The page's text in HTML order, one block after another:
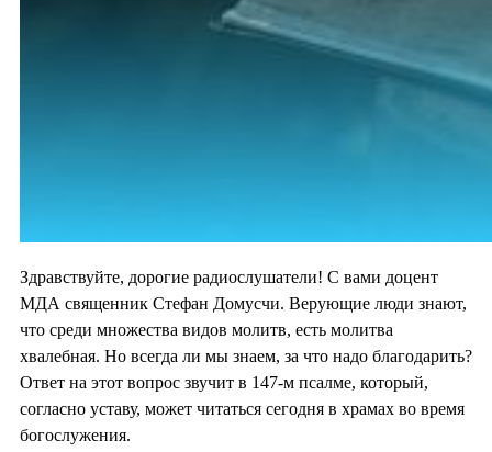
Здравствуйте, дорогие радиослушатели! С вами доцент
МДА священник Стефан Домусчи. Верующие люди знают,
что среди множества видов молитв, есть молитва
хвалебная. Но всегда ли мы знаем, за что надо благодарить?
Ответ на этот вопрос звучит в 147-м псалме, который,
согласно уставу, может читаться сегодня в храмах во время
богослужения.